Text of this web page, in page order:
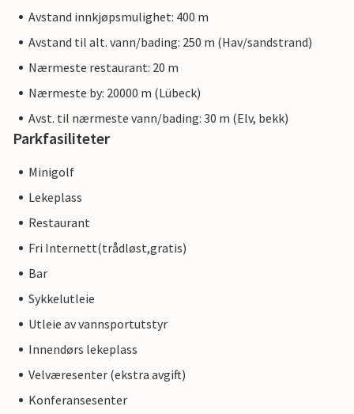
Avstand innkjøpsmulighet: 400 m
Avstand til alt. vann/bading: 250 m (Hav/sandstrand)
Nærmeste restaurant: 20 m
Nærmeste by: 20000 m (Lübeck)
Avst. til nærmeste vann/bading: 30 m (Elv, bekk)
Parkfasiliteter
Minigolf
Lekeplass
Restaurant
Fri Internett(trådløst,gratis)
Bar
Sykkelutleie
Utleie av vannsportutstyr
Innendørs lekeplass
Velværesenter (ekstra avgift)
Konferansesenter